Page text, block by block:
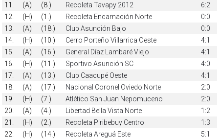
11.
(A) (8.) Recoleta Tavapy 2012
6:2
12.
(H) (1.) Recoleta Encarnación Norte
0:0
13.
(A) (18.) Club Asunción Bajo
0:0
14.
(H) (10.) Cerro Porteño Villarrica Oeste
4:1
15.
(A) (16.) General Díaz Lambaré Viejo
4:1
16.
(H) (11.) Sportivo Asunción SC
4:0
17.
(A) (13.) Club Caacupé Oeste
4:1
18.
(A) (17.) Nacional Coronel Oviedo Norte
2:0
19.
(H) (7.) Atlético San Juan Nepomuceno
2:0
20.
(A) (4.) Libertad Bella Vista Norte
1:2
21.
(H) (2.) Recoleta Piribebuy Centro
1:3
22.
(H) (14.) Recoleta Areguá Este
5:1